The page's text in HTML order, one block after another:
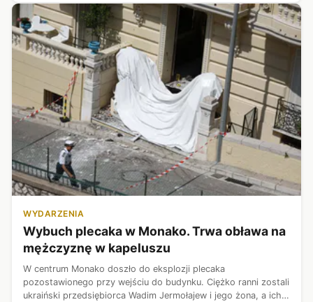
WYDARZENIA
Wybuch plecaka w Monako. Trwa obława na
mężczyznę w kapeluszu
W centrum Monako doszło do eksplozji plecaka
pozostawionego przy wejściu do budynku. Ciężko ranni zostali
ukraiński przedsiębiorca Wadim Jermołajew i jego żona, a ich